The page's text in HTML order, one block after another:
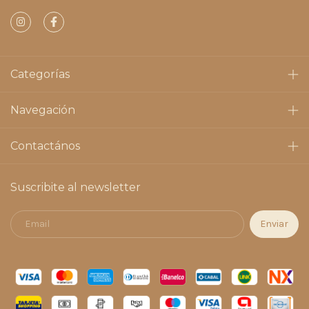
Categorías
Navegación
Contactános
Suscribite al newsletter